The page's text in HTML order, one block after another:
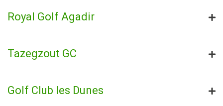
Royal Golf Agadir
Tazegzout GC
Golf Club les Dunes